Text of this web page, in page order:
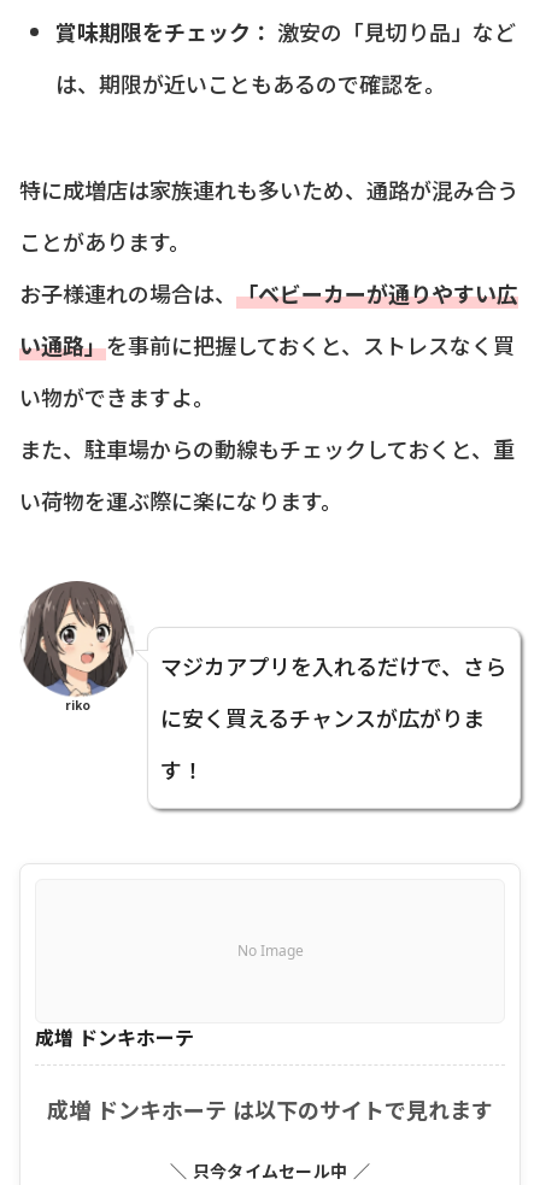
賞味期限をチェック： 激安の「見切り品」など
は、期限が近いこともあるので確認を。
特に成増店は家族連れも多いため、通路が混み合う
ことがあります。
お子様連れの場合は、 「ベビーカーが通りやすい広
い通路」を事前に把握しておくと、ストレスなく買
い物ができますよ。
また、駐車場からの動線もチェックしておくと、重
い荷物を運ぶ際に楽になります。
riko
マジカアプリを入れるだけで、さら
に安く買えるチャンスが広がりま
す！
No Image
成増 ドンキホーテ
成増 ドンキホーテ は以下のサイトで見れます
＼ 只今タイムセール中 ／